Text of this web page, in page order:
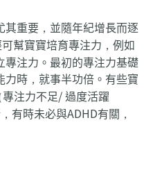
重要，並隨年紀增長而逐
幫寶寶培育專注力，例如
注力。最初的專注力基礎
時，就事半功倍。有些寶
注力不足/ 過度活躍
有時未必與ADHD有關，